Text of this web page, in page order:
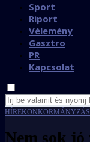
Sport
Riport
Vélemény
Gasztro
PR
Kapcsolat
HÍREKÖNKORMÁNYZÁS
Nem sok jó